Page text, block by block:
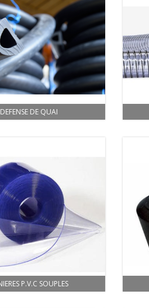
DEFENSE DE QUAI
P.V.C SOUPLES